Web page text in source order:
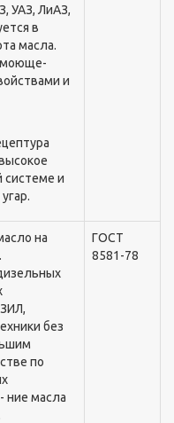
УАЗ, ЛиАЗ,
в
масла.
моюще-
и
системе и
на
без
по
ние масла
ГОСТ
8581-78